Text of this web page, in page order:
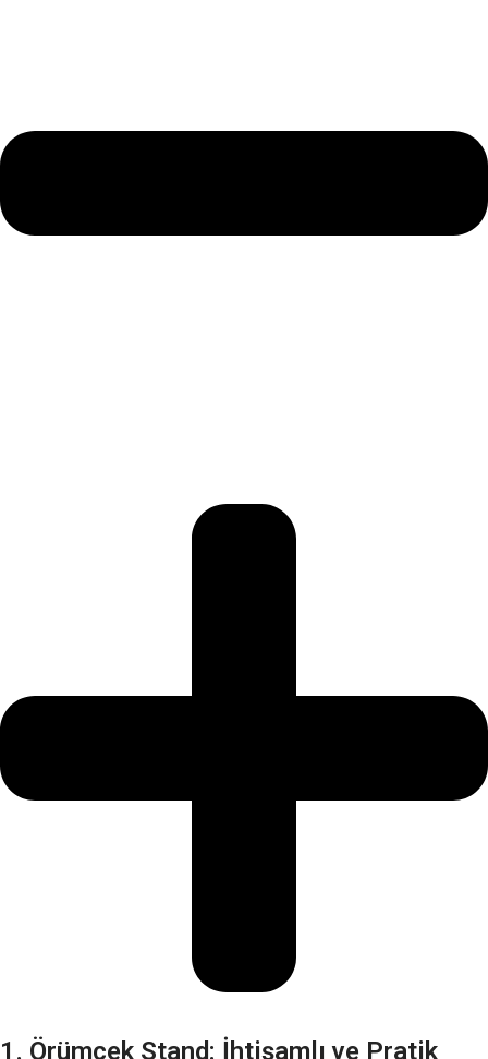
1. Örümcek Stand: İhtişamlı ve Pratik